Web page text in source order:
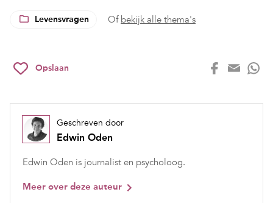
Levensvragen Of bekijk alle thema's
Opslaan
Geschreven door
Edwin Oden
Edwin Oden is journalist en psycholoog.
Meer over deze auteur